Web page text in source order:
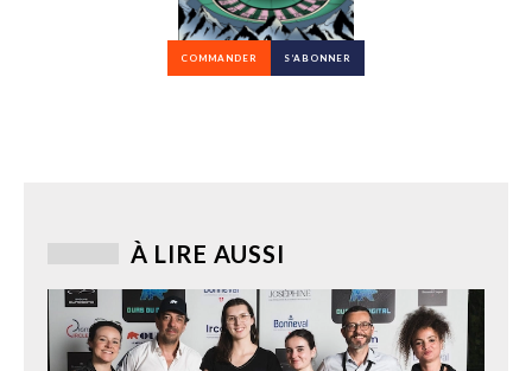
COMMANDER S’ABONNER
À LIRE AUSSI